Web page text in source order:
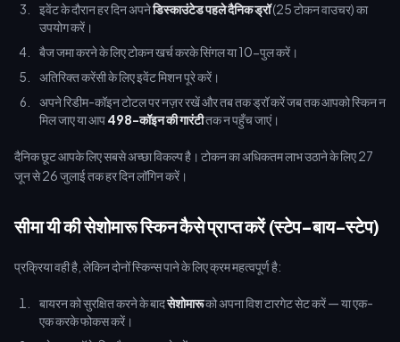
इवेंट के दौरान हर दिन अपनेडिस्काउंटेड पहले दैनिक ड्रॉ(25 टोकन वाउचर) का
उपयोग करें।
बैज जमा करने के लिए टोकन खर्च करके सिंगल या 10-पुल करें।
अतिरिक्त करेंसी के लिए इवेंट मिशन पूरे करें।
अपने रिडीम-कॉइन टोटल पर नज़र रखें और तब तक ड्रॉ करें जब तक आपको स्किन न
मिल जाए या आप498-कॉइन की गारंटीतक न पहुँच जाएं।
दैनिक छूट आपके लिए सबसे अच्छा विकल्प है। टोकन का अधिकतम लाभ उठाने के लिए 27
जून से 26 जुलाई तक हर दिन लॉगिन करें।
सीमा यी की सेशोमारू स्किन कैसे प्राप्त करें (स्टेप-बाय-स्टेप)
प्रक्रिया वही है, लेकिन दोनों स्किन्स पाने के लिए क्रम महत्वपूर्ण है:
बायरन को सुरक्षित करने के बादसेशोमारूको अपना विश टारगेट सेट करें — या एक-
एक करके फोकस करें।